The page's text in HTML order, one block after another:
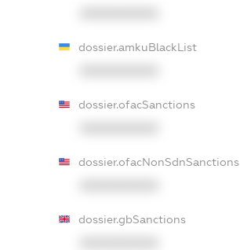
dossier.amkuBlackList
dossier.ofacSanctions
dossier.ofacNonSdnSanctions
dossier.gbSanctions